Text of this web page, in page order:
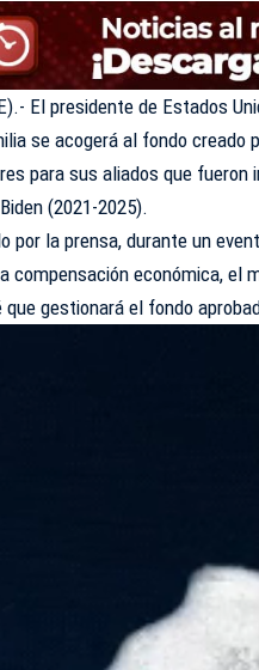
El presidente de Estados
se acogerá al fondo creado
para sus aliados que fueron
(2021-2025).
por la prensa, durante un
compensación económica, el
gestionará el fondo